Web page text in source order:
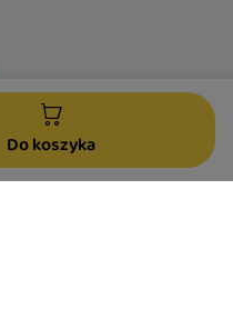
Do koszyka